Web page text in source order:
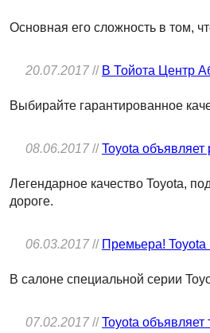
Основная его сложность в том,
20.07.2017// В Тойота Центр
Выбирайте гарантированное
08.06.2017//Toyota
Легендарное качество Toyota,
дороге.
06.03.2017// Премьера!
В салоне специальной серии
07.02.2017//Toyota объявляет